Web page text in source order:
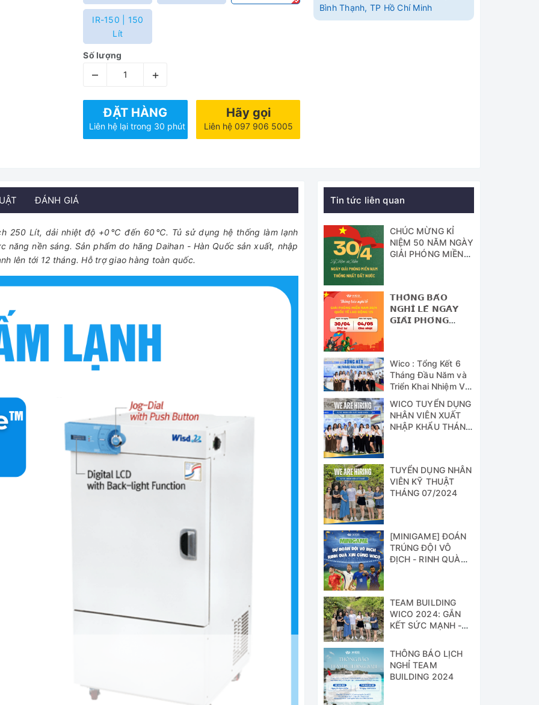
IR-150 | 150
Lít
Số lượng
– +
ĐẶT HÀNG
Liên hệ lại trong 30 phút
Hãy gọi
Liên hệ 097 906 5005
Bình Thạnh, TP Hồ Chí Minh
ĐÁNH GIÁ
250 Lít, dải nhiệt độ +0℃ đến 60℃. Tủ sử dụng hệ thống làm lạnh
năng nền sáng. Sản phẩm do hãng Daihan - Hàn Quốc sản xuất, nhập
lên tới 12 tháng. Hỗ trợ giao hàng toàn quốc.
Tin tức liên quan
CHÚC MỪNG KỈ
NIỆM 50 NĂM NGÀY
GIẢI PHÓNG MIỀN
𝗧𝗛𝗢̂𝗡𝗚 𝗕𝗔́𝗢
𝗡𝗚𝗛𝗜̉ 𝗟𝗘̂̃ 𝗡𝗚𝗔̀𝗬
𝗚𝗜𝗔̉𝗜 𝗣𝗛𝗢́𝗡𝗚
(𝟭/𝟱)
Wico : Tổng Kết 6
Tháng Đầu Năm và
Triển Khai Nhiệm Vụ
Công Tác 6 Tháng
Cuối Năm 2024
WICO TUYỂN DỤNG
NHÂN VIÊN XUẤT
NHẬP KHẨU THÁNG
TUYỂN DỤNG NHÂN
VIÊN KỸ THUẬT
THÁNG 07/2024
[MINIGAME] ĐOÁN
TRÚNG ĐỘI VÔ
ĐỊCH - RINH QUÀ
TEAM BUILDING
WICO 2024: GẮN
KẾT SỨC MẠNH -
THÀNH CÔNG
THÔNG BÁO LỊCH
NGHỈ TEAM
BUILDING 2024